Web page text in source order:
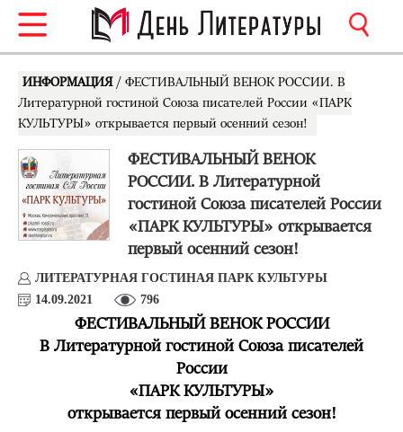
ИНФОРМАЦИЯ / ФЕСТИВАЛЬНЫЙ ВЕНОК РОССИИ. В
Литературной гостиной Союза писателей России «ПАРК
КУЛЬТУРЫ» открывается первый осенний сезон!
ФЕСТИВАЛЬНЫЙ ВЕНОК
РОССИИ. В Литературной
гостиной Союза писателей России
«ПАРК КУЛЬТУРЫ» открывается
первый осенний сезон!
ЛИТЕРАТУРНАЯ ГОСТИНАЯ ПАРК КУЛЬТУРЫ
14.09.2021
796
ФЕСТИВАЛЬНЫЙ ВЕНОК РОССИИ
В Литературной гостиной Союза писателей
России
«ПАРК КУЛЬТУРЫ»
открывается первый осенний сезон!